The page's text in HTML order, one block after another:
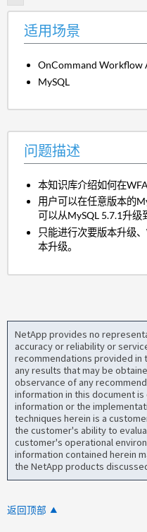
适用场景
OnCommand Workflow
MySQL
问题描述
本知识库介绍如何在
用户可以在任意版本的
可以从MySQL 5.7.1升级
只能进行次要版本升级
本升级。
NetApp provides no
accuracy or reliability or
recommendations provided
any results that may be
observance of any
information in this document
information or the
techniques herein is a
the customer's ability to
customer's operational
information contained herein
the NetApp products
返回顶部